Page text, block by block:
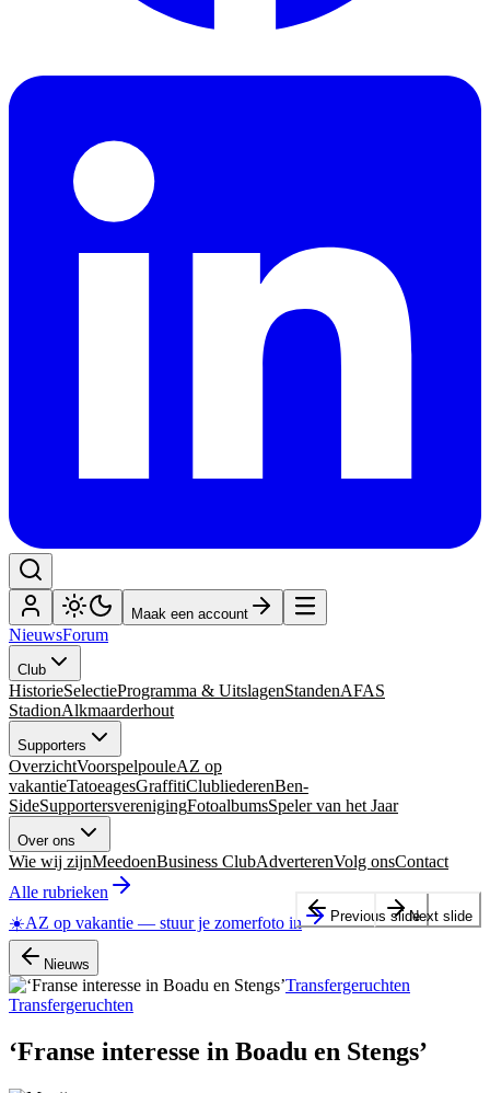
Maak een account
NieuwsForum
Club
HistorieSelectieProgramma & UitslagenStandenAFAS
StadionAlkmaarderhout
Supporters
OverzichtVoorspelpouleAZ op
vakantieTatoeagesGraffitiClubliederenBen-
SideSupportersverenigingFotoalbumsSpeler van het Jaar
Over ons
Wie wij zijnMeedoenBusiness ClubAdverterenVolg onsContact
Alle rubrieken
☀️AZ op vakantie — stuur je zomerfoto in
Nieuws
Transfergeruchten
Transfergeruchten
‘Franse interesse in Boadu en Stengs’
Previous slideNext slide